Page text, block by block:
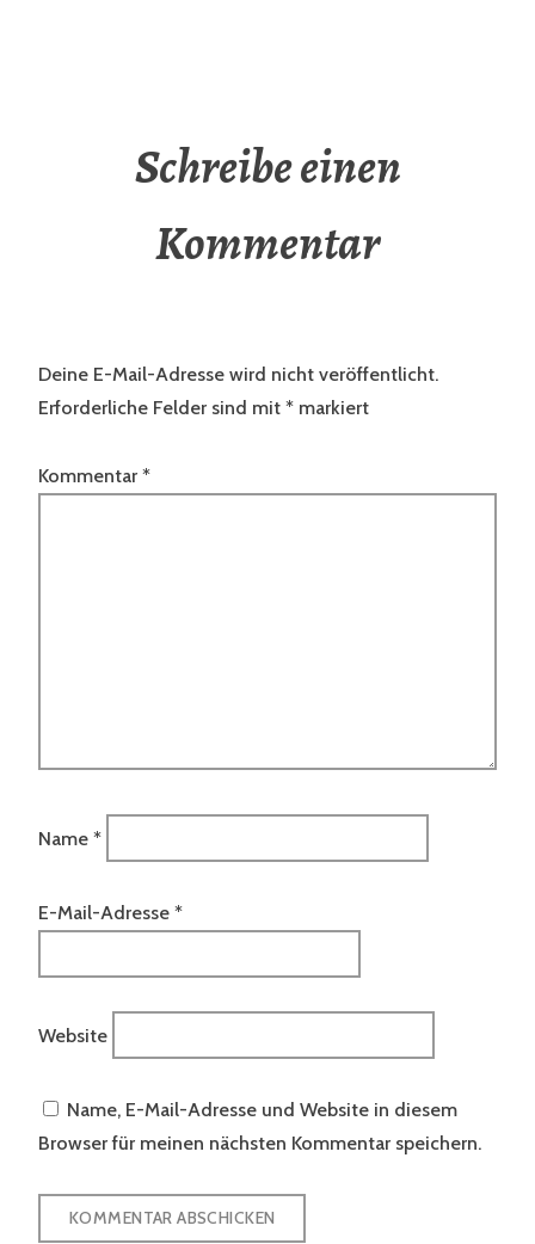
Schreibe einen
Kommentar
Deine E-Mail-Adresse wird nicht veröffentlicht.
Erforderliche Felder sind mit * markiert
Kommentar *
Name *
E-Mail-Adresse *
Website
Name, E-Mail-Adresse und Website in diesem
Browser für meinen nächsten Kommentar speichern.